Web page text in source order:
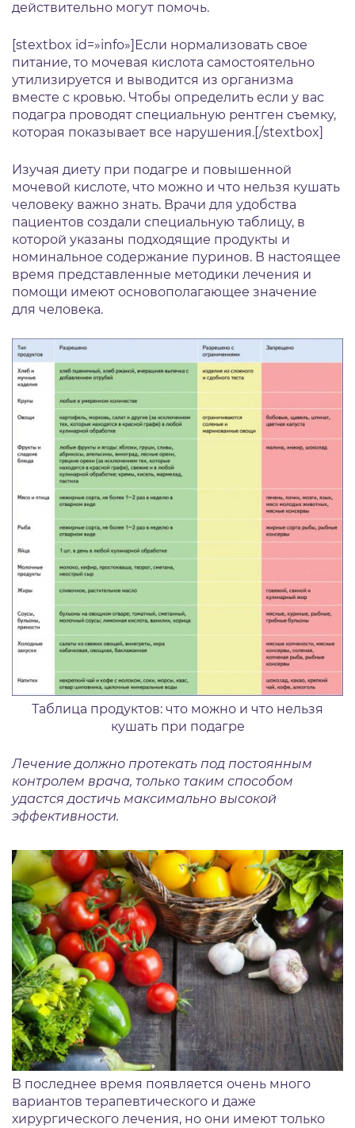
действительно могут помочь.
[stextbox id=»info»]Если нормализовать свое
питание, то мочевая кислота самостоятельно
утилизируется и выводится из организма
вместе с кровью. Чтобы определить если у вас
подагра проводят специальную рентген съемку,
которая показывает все нарушения.[/stextbox]
Изучая диету при подагре и повышенной
мочевой кислоте, что можно и что нельзя кушать
человеку важно знать. Врачи для удобства
пациентов создали специальную таблицу, в
которой указаны подходящие продукты и
номинальное содержание пуринов. В настоящее
время представленные методики лечения и
помощи имеют основополагающее значение
для человека.
Таблица продуктов: что можно и что нельзя
кушать при подагре
Лечение должно протекать под постоянным
контролем врача, только таким способом
удастся достичь максимально высокой
эффективности.
В последнее время появляется очень много
вариантов терапевтического и даже
хирургического лечения, но они имеют только